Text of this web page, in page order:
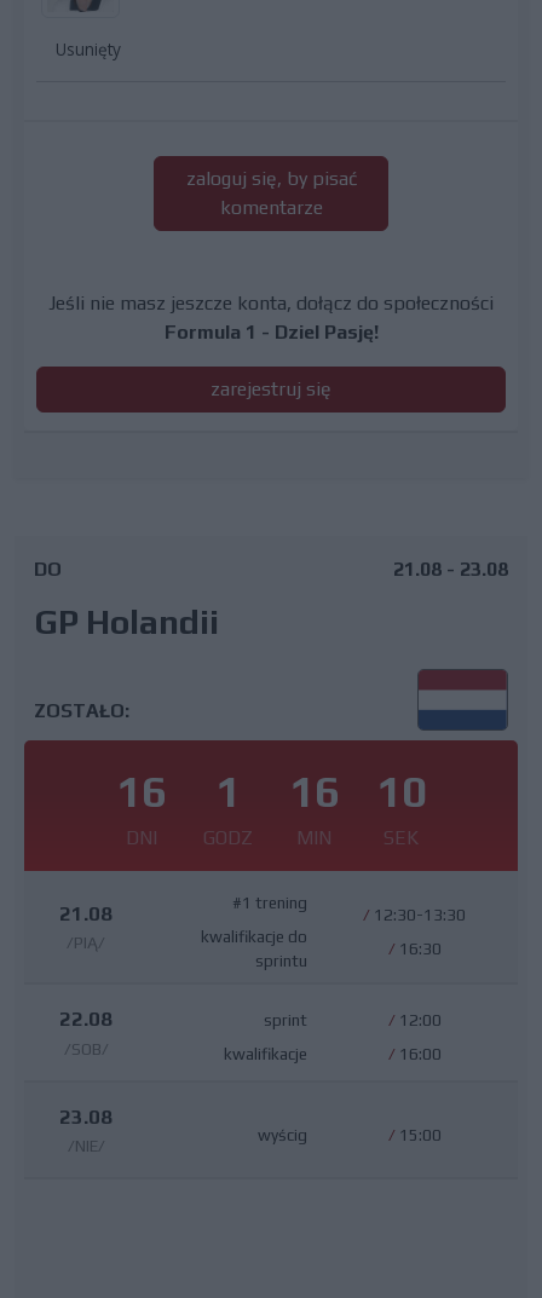
Usunięty
zaloguj się, by pisać
komentarze
Jeśli nie masz jeszcze konta, dołącz do społeczności
Formula 1 - Dziel Pasję!
zarejestruj się
DO
GP Holandii
21.08 - 23.08
ZOSTAŁO:
16
DNI
1
GODZ
16
MIN
10
SEK
21.08
/PIĄ/
#1 trening
kwalifikacje do
sprintu
/ 12:30-13:30
/ 16:30
22.08
/SOB/
sprint
kwalifikacje
/ 12:00
/ 16:00
23.08
/NIE/
wyścig / 15:00